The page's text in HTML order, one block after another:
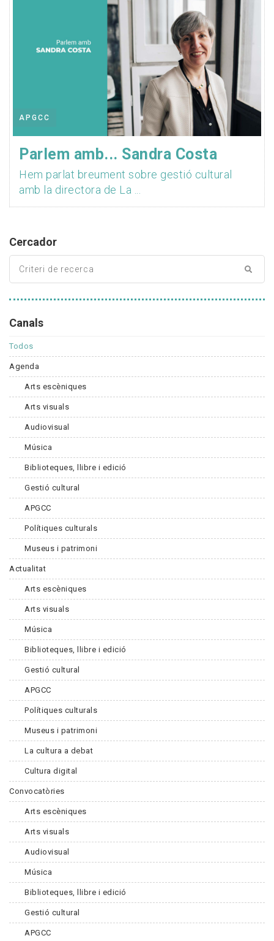
APGCC
Parlem amb... Sandra Costa
Hem parlat breument sobre gestió cultural
amb la directora de La ...
Cercador
Canals
Todos
Agenda
Arts escèniques
Arts visuals
Audiovisual
Música
Biblioteques, llibre i edició
Gestió cultural
APGCC
Polítiques culturals
Museus i patrimoni
Actualitat
Arts escèniques
Arts visuals
Música
Biblioteques, llibre i edició
Gestió cultural
APGCC
Polítiques culturals
Museus i patrimoni
La cultura a debat
Cultura digital
Convocatòries
Arts escèniques
Arts visuals
Audiovisual
Música
Biblioteques, llibre i edició
Gestió cultural
APGCC